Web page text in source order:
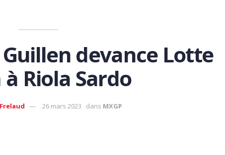
devance Lotte
à Riola Sardo
26 mars 2023 dans MXGP